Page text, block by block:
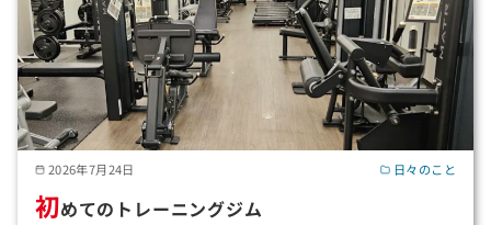
2026年7月24日 日々のこと
初めてのトレーニングジム